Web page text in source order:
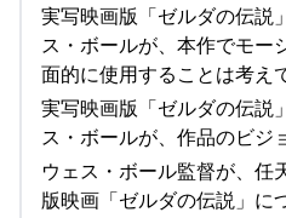
実写映画版「ゼルダの伝説
ス・ボールが、本作でモー
面的に使用することは考え
実写映画版「ゼルダの伝説
ス・ボールが、作品のビジ
ウェス・ボール監督が、任
版映画「ゼルダの伝説」に